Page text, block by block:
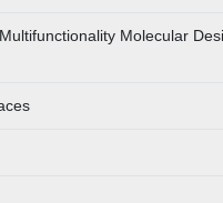
Molecular